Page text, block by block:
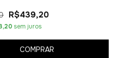
R$439,20
sem juros
COMPRAR